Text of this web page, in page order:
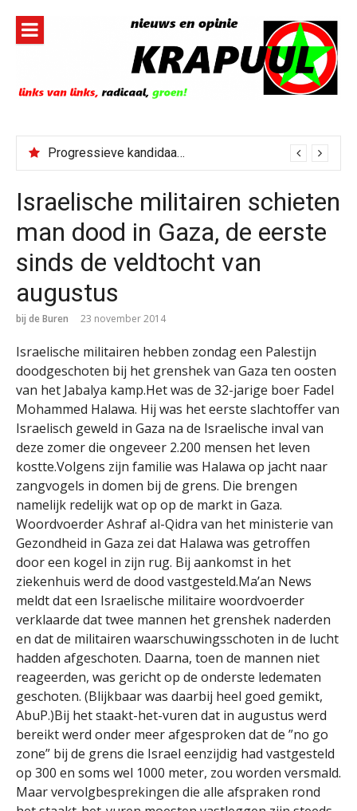
inhoud
Progressieve kandidaat El-Sayed senaatskandidaat Michigan
Israelische militairen schieten
man dood in Gaza, de eerste
sinds de veldtocht van
augustus
bij de Buren 23 november 2014
Israelische militairen hebben zondag een Palestijn
doodgeschoten bij het grenshek van Gaza ten oosten
van het Jabalya kamp.Het was de 32-jarige boer Fadel
Mohammed Halawa. Hij was het eerste slachtoffer van
Israelisch geweld in Gaza na de Israelische inval van
deze zomer die ongeveer 2.200 mensen het leven
kostte.Volgens zijn familie was Halawa op jacht naar
zangvogels in domen bij de grens. Die brengen
namelijk redelijk wat op op de markt in Gaza.
Woordvoerder Ashraf al-Qidra van het ministerie van
Gezondheid in Gaza zei dat Halawa was getroffen
door een kogel in zijn rug. Bij aankomst in het
ziekenhuis werd de dood vastgesteld.Ma’an News
meldt dat een Israelische militaire woordvoerder
verklaarde dat twee mannen het grenshek naderden
en dat de militairen waarschuwingsschoten in de lucht
hadden afgeschoten. Daarna, toen de mannen niet
reageerden, was gericht op de onderste ledematen
geschoten. (Blijkbaar was daarbij heel goed gemikt,
AbuP.)Bij het staakt-het-vuren dat in augustus werd
bereikt werd onder meer afgesproken dat de ”no go
zone” bij de grens die Israel eenzijdig had vastgesteld
op 300 en soms wel 1000 meter, zou worden versmald.
Maar vervolgbesprekingen die alle afspraken rond